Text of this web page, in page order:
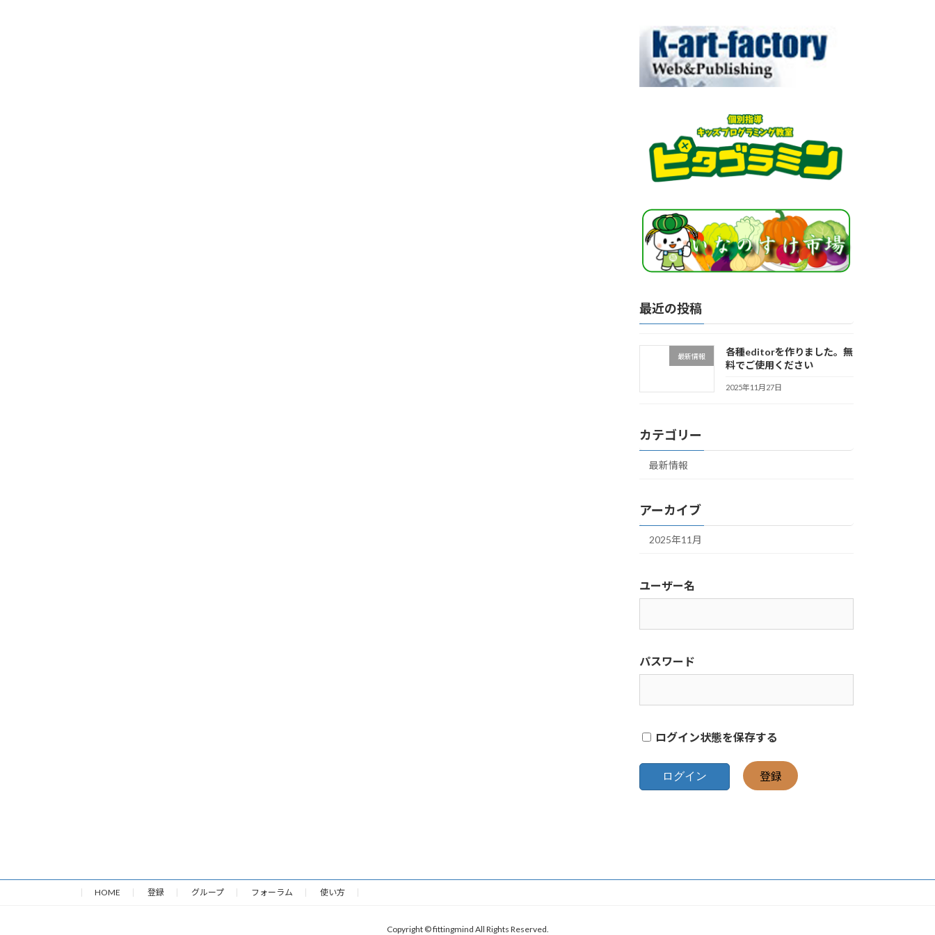
最近の投稿
最新情報
各種editorを作りました。無
料でご使用ください
2025年11月27日
カテゴリー
最新情報
アーカイブ
2025年11月
ユーザー名
パスワード
ログイン状態を保存する
登録
HOME 登録 グループ フォーラム 使い方
Copyright © fittingmind All Rights Reserved.